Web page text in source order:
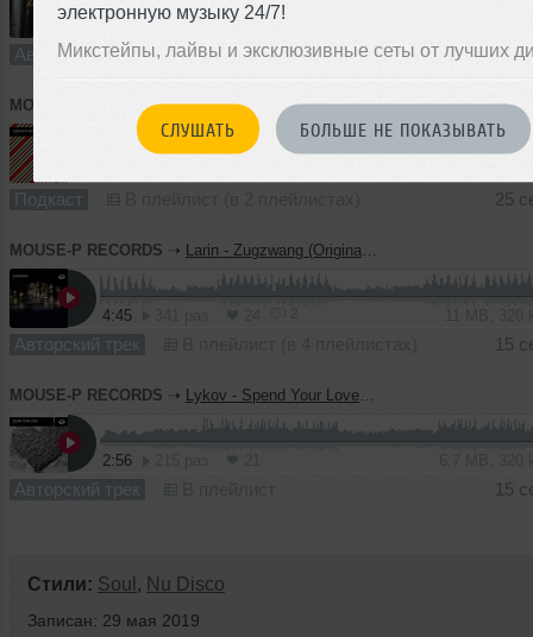
электронную музыку 24/7!
Микстейпы, лайвы и эксклюзивные сеты от лучших
СЛУШАТЬ БОЛЬШЕ НЕ ПОКАЗЫВАТЬ
2:54 467 раз 25
Авторский трек В плейлист
MOUSE-P RECORDS ➝Dj Diamond - Thoughts out loud (vol.11) [MOUSE-P]
Подкаст 25
MOUSE-P RECORDS ➝ Larin - Zugzwang (Original Mix) [MOUSE-P]
4:45
Авторский трек 15
MOUSE-P RECORDS ➝ Lykov - Spend Your Love (Radio Edit)
2:56
Авторский трек 15
Стили: Soul , Nu Disco
Записан: 29 мая 2019